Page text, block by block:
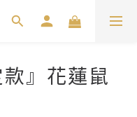
』花蓮鼠